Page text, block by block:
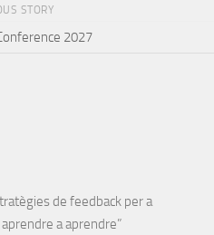
STORY
2027
de feedback per a
a aprendre”